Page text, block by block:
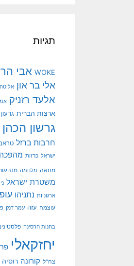
תגיות
WOKE אבי
אלי בר און אליטה
אלעד רזניק
ארצות הברית
גרשון הכהן
חרבות ברזל
ישראל כרזות
מחאה מלחמה
משטרת ישראל
ארגוניות נתניהו
עוצמה עזה עמר דנק
בחנות חרסינה
יחזקאלי
צה"ל קורונה רוסיה